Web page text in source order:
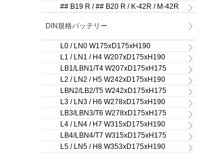
## B19 R / ## B20 R / K-42R / M-42R
DIN規格バッテリー
L0 / LN0 W175xD175xH190
L1 / LN1 / H4 W207xD175xH190
LB1/LBN1/T4 W207xD175xH175
L2 / LN2 / H5 W242xD175xH190
LBN2/LB2/T5 W242xD175xH175
L3 / LN3 / H6 W278xD175xH190
LB3/LBN3/T6 W278xD175xH175
L4 / LN4 / H7 W315xD175xH190
LB4/LBN4/T7 W315xD175xH175
L5 / LN5 / H8 W353xD175xH190